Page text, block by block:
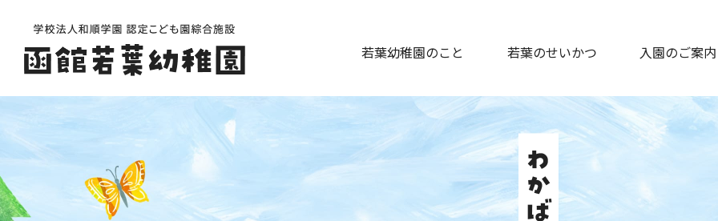
若葉幼稚園のこと 若葉のせいかつ 入園のご案内